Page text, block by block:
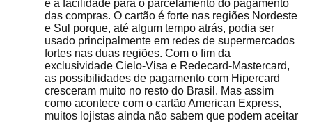
é a facilidade para o parcelamento do pagamento
das compras. O cartão é forte nas regiões Nordeste
e Sul porque, até algum tempo atrás, podia ser
usado principalmente em redes de supermercados
fortes nas duas regiões. Com o fim da
exclusividade Cielo-Visa e Redecard-Mastercard,
as possibilidades de pagamento com Hipercard
cresceram muito no resto do Brasil. Mas assim
como acontece com o cartão American Express,
muitos lojistas ainda não sabem que podem aceitar